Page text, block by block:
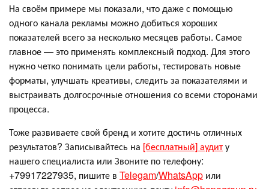
На своём примере мы показали, что даже с помощью
одного канала рекламы можно добиться хороших
показателей всего за несколько месяцев работы. Самое
главное — это применять комплексный подход. Для этого
нужно четко понимать цели работы, тестировать новые
форматы, улучшать креативы, следить за показателями и
выстраивать долгосрочные отношения со всеми сторонами
процесса.
Тоже развиваете свой бренд и хотите достичь отличных
результатов? Записывайтесь на [бесплатный] аудиту
нашего специалиста или Звоните по телефону:
+79917227935, пишите в Telegam/WhatsApp или